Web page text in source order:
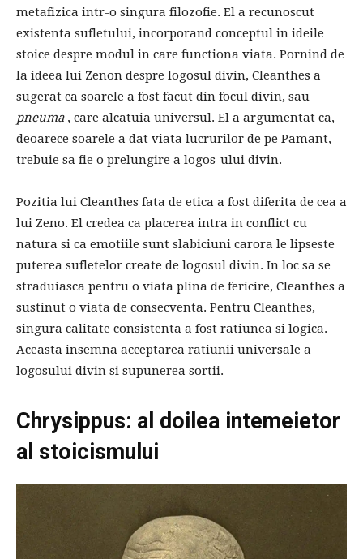
metafizica intr-o singura filozofie. El a recunoscut
existenta sufletului, incorporand conceptul in ideile
stoice despre modul in care functiona viata. Pornind de
la ideea lui Zenon despre logosul divin, Cleanthes a
sugerat ca soarele a fost facut din focul divin, sau
pneuma, care alcatuia universul. El a argumentat ca,
deoarece soarele a dat viata lucrurilor de pe Pamant,
trebuie sa fie o prelungire a logos-ului divin.
Pozitia lui Cleanthes fata de etica a fost diferita de cea a
lui Zeno. El credea ca placerea intra in conflict cu
natura si ca emotiile sunt slabiciuni carora le lipseste
puterea sufletelor create de logosul divin. In loc sa se
straduiasca pentru o viata plina de fericire, Cleanthes a
sustinut o viata de consecventa. Pentru Cleanthes,
singura calitate consistenta a fost ratiunea si logica.
Aceasta insemna acceptarea ratiunii universale a
logosului divin si supunerea sortii.
Chrysippus: al doilea intemeietor
al stoicismului